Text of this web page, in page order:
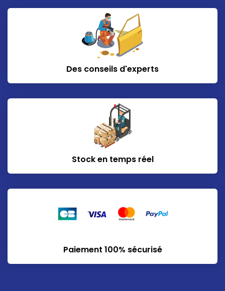
Des conseils d'experts
Stock en temps réel
Paiement 100% sécurisé